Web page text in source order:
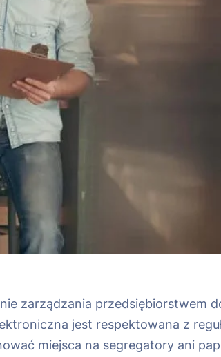
zarządzania przedsiębiorstwem
jest respektowana z
miejsca na segregatory ani